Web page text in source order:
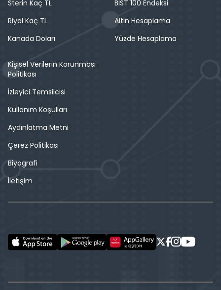
Sterin Kaç TL
Riyal Kaç TL
Kanada Doları
BIST 100 Endeksi
Altın Hesaplama
Yüzde Hesaplama
Kişisel Verilerin Korunması
Politikası
İzleyici Temsilcisi
Kullanım Koşulları
Aydınlatma Metni
Çerez Politikası
Biyografi
İletişim